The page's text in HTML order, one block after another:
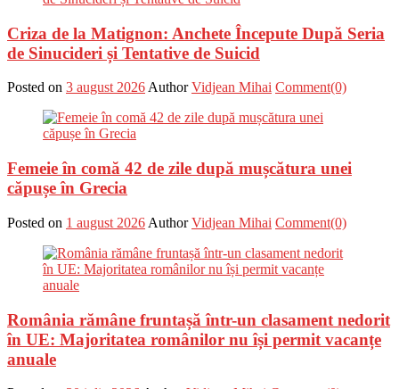
Criza de la Matignon: Anchete Începute După Seria
de Sinucideri și Tentative de Suicid
Posted on 3 august 2026Author Vidjean Mihai Comment(0)
Femeie în comă 42 de zile după mușcătura unei
căpușe în Grecia
Posted on 1 august 2026 Author Vidjean Mihai Comment(0)
România rămâne fruntașă într-un clasament nedorit
în UE: Majoritatea românilor nu își permit vacanțe
anuale